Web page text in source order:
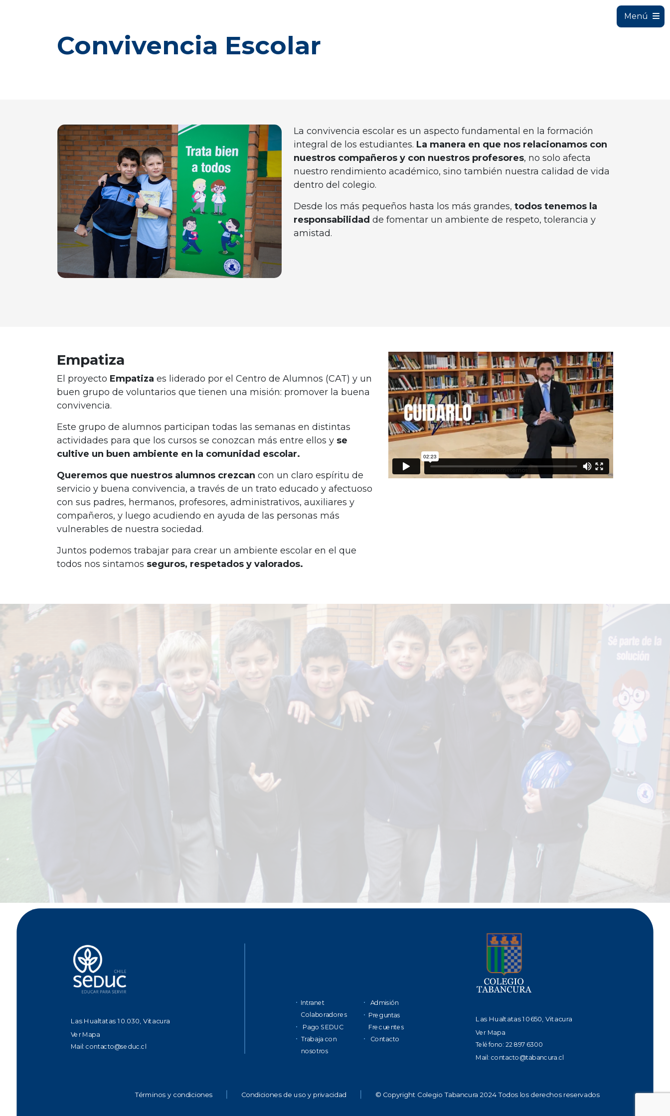
Menú
Convivencia Escolar
La convivencia escolar es un aspecto fundamental en la formación
integral de los estudiantes. La manera en que nos relacionamos con
nuestros compañeros y con nuestros profesores, no solo afecta
nuestro rendimiento académico, sino también nuestra calidad de vida
dentro del colegio.
Desde los más pequeños hasta los más grandes, todos tenemos la
responsabilidad de fomentar un ambiente de respeto, tolerancia y
amistad.
Empatiza
El proyecto Empatiza es liderado por el Centro de Alumnos (CAT) y un
buen grupo de voluntarios que tienen una misión: promover la buena
convivencia.
Este grupo de alumnos participan todas las semanas en distintas
actividades para que los cursos se conozcan más entre ellos y se
cultive un buen ambiente en la comunidad escolar.
Queremos que nuestros alumnos crezcan con un claro espíritu de
servicio y buena convivencia, a través de un trato educado y afectuoso
con sus padres, hermanos, profesores, administrativos, auxiliares y
compañeros, y luego acudiendo en ayuda de las personas más
vulnerables de nuestra sociedad.
Juntos podemos trabajar para crear un ambiente escolar en el que
todos nos sintamos seguros, respetados y valorados.
Las Hualtatas 10.030, Vitacura
Ver Mapa
Mail:contacto@seduc.cl
Intranet
Colaboradores
Pago SEDUC
Trabaja con
nosotros
Admisión
Preguntas
Frecuentes
Contacto
Las Hualtatas 10650, Vitacura
Ver Mapa
Teléfono: 22 897 6300
Mail: contacto@tabancura.cl
Términos y condiciones Condiciones de uso y privacidad © Copyright Colegio Tabancura 2024 Todos los derechos reservados